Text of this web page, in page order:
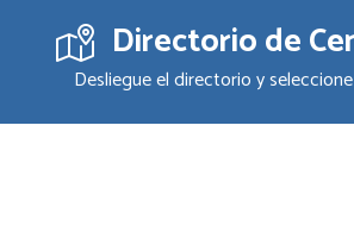
Cita ITV
Cambiar o Anular Cita
Directorio de
Desliegue el directorio y